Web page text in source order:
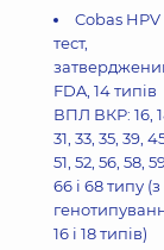
Cobas HPV
тест,
FDA, 14 типів
ВПЛ ВКР: 16,
31, 33, 35, 39,
51, 52, 56, 58,
66 і 68 типу (з
16 і 18 типів)